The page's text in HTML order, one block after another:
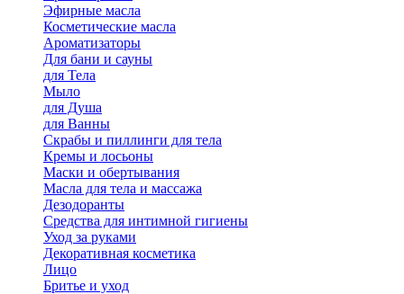
Эфирные масла
Косметические масла
Ароматизаторы
Для бани и сауны
для Тела
Мыло
для Душа
для Ванны
Скрабы и пиллинги для тела
Кремы и лосьоны
Маски и обертывания
Масла для тела и массажа
Дезодоранты
Средства для интимной гигиены
Уход за руками
Декоративная косметика
Лицо
Бритье и уход